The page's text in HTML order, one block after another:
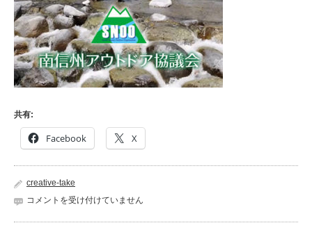
共有:
Facebook X
creative-take
sumasura-
コメントを受け付けていません